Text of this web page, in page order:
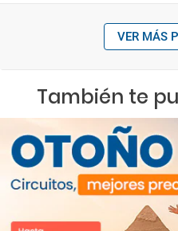
VER MÁS
También te